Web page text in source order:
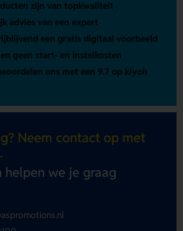
zijn van topkwaliteit
advies van een expert
een gratis digitaal voorbeeld
geen start- en instelkosten
ons met een 9.7 op kiyoh
Neem contact op met
helpen we je graag